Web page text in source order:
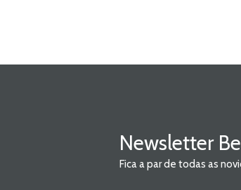
Newsletter
Fica a par de todas as